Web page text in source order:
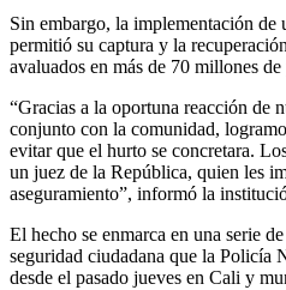
Sin embargo, la implementación de
permitió su captura y la
avaluados en más de 70 millones de
“Gracias a la oportuna reacción de
conjunto con la comunidad,
evitar que el hurto se concretara.
un juez de la República, quien les
aseguramiento”, informó la
El hecho se enmarca en una serie
seguridad ciudadana que la Policía
desde el pasado jueves en Cali y